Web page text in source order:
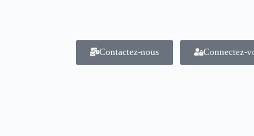
Contactez-nous Connectez-